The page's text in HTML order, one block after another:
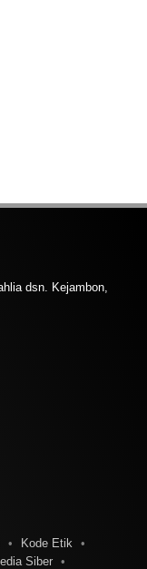
dsn. Kejambon,
Kode Etik
Siber